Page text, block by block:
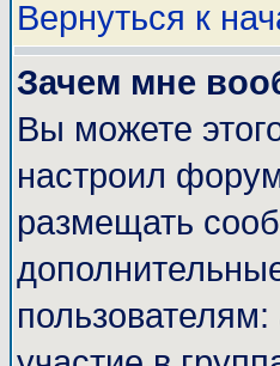
Вернуться к
Зачем мне
Вы можете
настроил
размещать